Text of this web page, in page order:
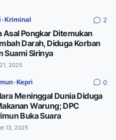
•Kriminal 2
Asal Pongkar Ditemukan
Darah, Diduga Korban
Suami Sirinya
2025
•Kepri 0
Meninggal Dunia Diduga
Warung; DPC
Buka Suara
13, 2025